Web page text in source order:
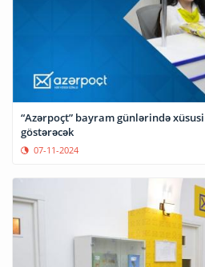
“Azərpoçt” bayram günlərində
göstərəcək
07-11-2024